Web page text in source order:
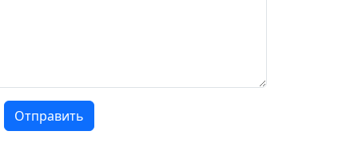
Отправить